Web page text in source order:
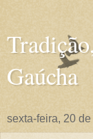
Gaúcha
sexta-feira, 20